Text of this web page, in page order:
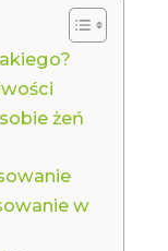
żeń
w